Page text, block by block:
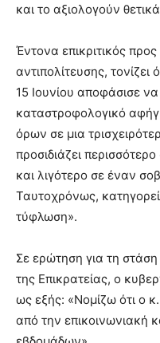
και το αξιολογούν
Έντονα επικριτικός
αντιπολίτευσης,
15 Ιουνίου αποφάσισε
καταστροφολογικό
όρων σε μια
προσιδιάζει
και λιγότερο σε έναν
Ταυτοχρόνως,
τύφλωση».
Σε ερώτηση για τη
της Επικρατείας, ο
ως εξής: «Νομίζω ότι ο
από την επικοινωνιακή